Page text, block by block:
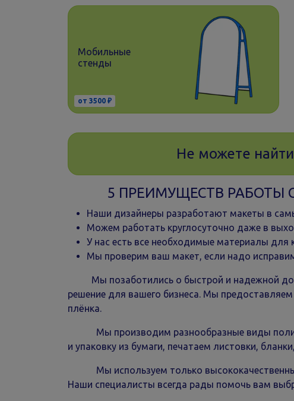
от 3500 ₽
Мобильные
стенды
Не можете
5 ПРЕИМУЩЕСТВ РАБОТЫ
Наши дизайнеры разработают макеты в
Можем работать круглосуточно даже в
У нас есть все необходимые материалы для
Мы проверим ваш макет, если надо
Мы позаботились о быстрой и надежной
решение для вашего бизнеса. Мы предоставляем
плёнка.
Мы производим разнообразные виды
и упаковку из бумаги, печатаем листовки,
Мы используем только высококачественные
Наши специалисты всегда рады помочь вам